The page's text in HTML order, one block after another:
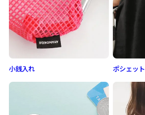
小銭入れ ポシェット